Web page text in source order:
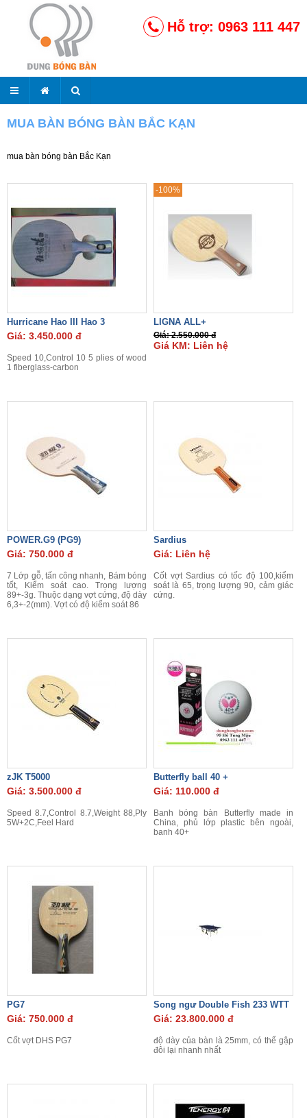
Hỗ trợ: 0963 111 447
MUA BÀN BÓNG BÀN BẮC KẠN
mua bàn bóng bàn Bắc Kạn
Hurricane Hao III Hao 3
Giá: 3.450.000 đ
Speed 10,Control 10 5 plies of wood
1 fiberglass-carbon
-100%
LIGNA ALL+
Giá: 2.550.000 đ
Giá KM: Liên hệ
POWER.G9 (PG9)
Giá: 750.000 đ
7 Lớp gỗ, tấn công nhanh, Bám bóng
tốt, Kiểm soát cao. Trọng lượng
89+-3g. Thuộc dạng vợt cứng, độ dày
6,3+-2(mm). Vợt có độ kiểm soát 86
Sardius
Giá: Liên hệ
Cốt vợt Sardius có tốc độ 100,kiểm
soát là 65, trọng lượng 90, cảm giác
cứng.
zJK T5000
Giá: 3.500.000 đ
Speed 8.7,Control 8.7,Weight 88,Ply
5W+2C,Feel Hard
Butterfly ball 40 +
Giá: 110.000 đ
Banh bóng bàn Butterfly made in
China, phủ lớp plastic bên ngoài,
banh 40+
PG7
Giá: 750.000 đ
Cốt vợt DHS PG7
Song ngư Double Fish 233 WTT
Giá: 23.800.000 đ
độ dày của bàn là 25mm, có thể gập
đôi lại nhanh nhất